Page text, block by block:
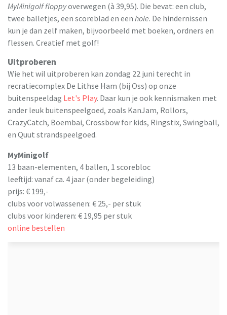
MyMinigolf floppyoverwegen (à 39,95). Die bevat: een club,
twee balletjes, een scoreblad en een hole. De hindernissen
kun je dan zelf maken, bijvoorbeeld met boeken, ordners en
flessen. Creatief met golf!
Uitproberen
Wie het wil uitproberen kan zondag 22 juni terecht in
recratiecomplex De Lithse Ham (bij Oss) op onze
buitenspeeldag Let's Play. Daar kun je ook kennismaken met
ander leuk buitenspeelgoed, zoals KanJam, Rollors,
CrazyCatch, Boembai, Crossbow for kids, Ringstix, Swingball,
en Quut strandspeelgoed.
MyMinigolf
13 baan-elementen, 4 ballen, 1 scorebloc
leeftijd: vanaf ca. 4 jaar (onder begeleiding)
prijs: € 199,-
clubs voor volwassenen: € 25,- per stuk
clubs voor kinderen: € 19,95 per stuk
online bestellen